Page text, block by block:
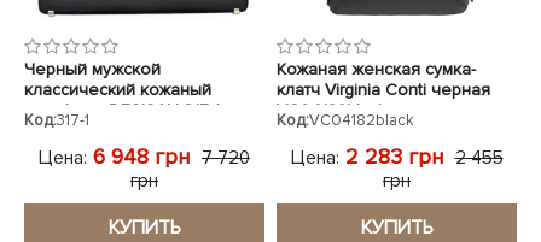
Черный мужской
классический кожаный
портфель DESISAN 317-1
Код:317-1
Цена: 6 948 грн 7 720
грн
КУПИТЬ
Кожаная женская сумка-
клатч Virginia Conti черная
VC04182black
Код:VC04182black
Цена: 2 283 грн 2 455
грн
КУПИТЬ